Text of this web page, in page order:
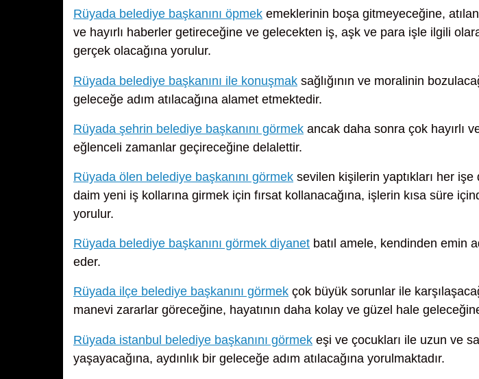
Rüyada belediye başkanını öpmek emeklerinin boşa gitmeyeceğine, atılan
ve hayırlı haberler getireceğine ve gelecekten iş, aşk ve para işle ilgili
gerçek olacağına yorulur.
Rüyada belediye başkanını ile konuşmak sağlığının ve moralinin
geleceğe adım atılacağına alamet etmektedir.
Rüyada şehrin belediye başkanını görmek ancak daha sonra çok hayırlı
eğlenceli zamanlar geçireceğine delalettir.
Rüyada ölen belediye başkanını görmek sevilen kişilerin yaptıkları her
daim yeni iş kollarına girmek için fırsat kollanacağına, işlerin kısa süre
yorulur.
Rüyada belediye başkanını görmek diyanet batıl amele, kendinden emin
eder.
Rüyada ilçe belediye başkanını görmek çok büyük sorunlar ile
manevi zararlar göreceğine, hayatının daha kolay ve güzel hale
Rüyada istanbul belediye başkanını görmek eşi ve çocukları ile uzun ve
yaşayacağına, aydınlık bir geleceğe adım atılacağına yorulmaktadır.